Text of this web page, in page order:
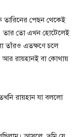
তারিনের পেছন থেকেই
তার তো এখন হোটেলেই
তাঁরও এতক্ষণে চলে
রায়হানই বা কোথায়
রায়হান যা বললো